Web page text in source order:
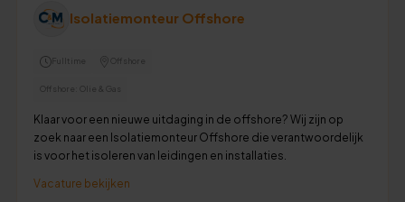
Isolatiemonteur Offshore
Fulltime Offshore
Offshore: Olie & Gas
Klaar voor een nieuwe uitdaging in de offshore? Wij zijn op
zoek naar een Isolatiemonteur Offshore die verantwoordelijk
is voor het isoleren van leidingen en installaties.
Vacature bekijken